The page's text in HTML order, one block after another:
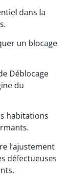
dans la
un blocage
Déblocage
du
habitations
l’ajustement
défectueuses